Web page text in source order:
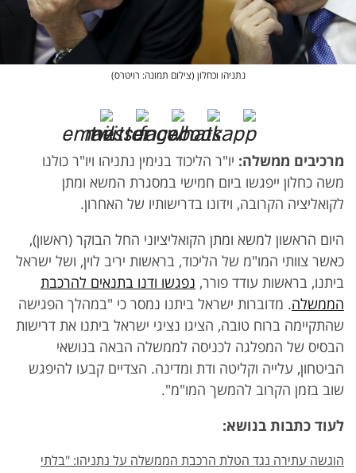
נתניהו וכחלון (צילום תמונה: רויטרס)
מרכיבים ממשלה: יו"ר הליכוד בנימין נתניהו ויו"ר כולנו
משה כחלון ייפגשו ביום חמישי במסגרת המשא ומתן
לקואליציה הקרובה, וידונו בדרישותיו של האחרון.
היום הראשון למשא ומתן הקואליציוני החל הבוקר (ראשון),
כאשר צוותי המו"מ של הליכוד, בראשות יריב לוין, ושל ישראל
ביתנו, בראשות עודד פורר, נפגשו ודנו בתנאים להרכבת
הממשלה. מדוברות ישראל ביתנו נמסר כי "במהלך הפגישה
שהתקיימה ברוח טובה, הציגו נציגי ישראל ביתנו את דרישות
הבסיס של המפלגה לכניסה לממשלה הבאה בנושאי
הביטחון, עלייה וקליטה ודת ומדינה. הצדיים קבעו להיפגש
שוב בזמן הקרוב להמשך המו"מ".
לעוד כתבות בנושא:
הוגשה עתירה נגד הטלת הרכבת הממשלה על נתניהו: "בלתי